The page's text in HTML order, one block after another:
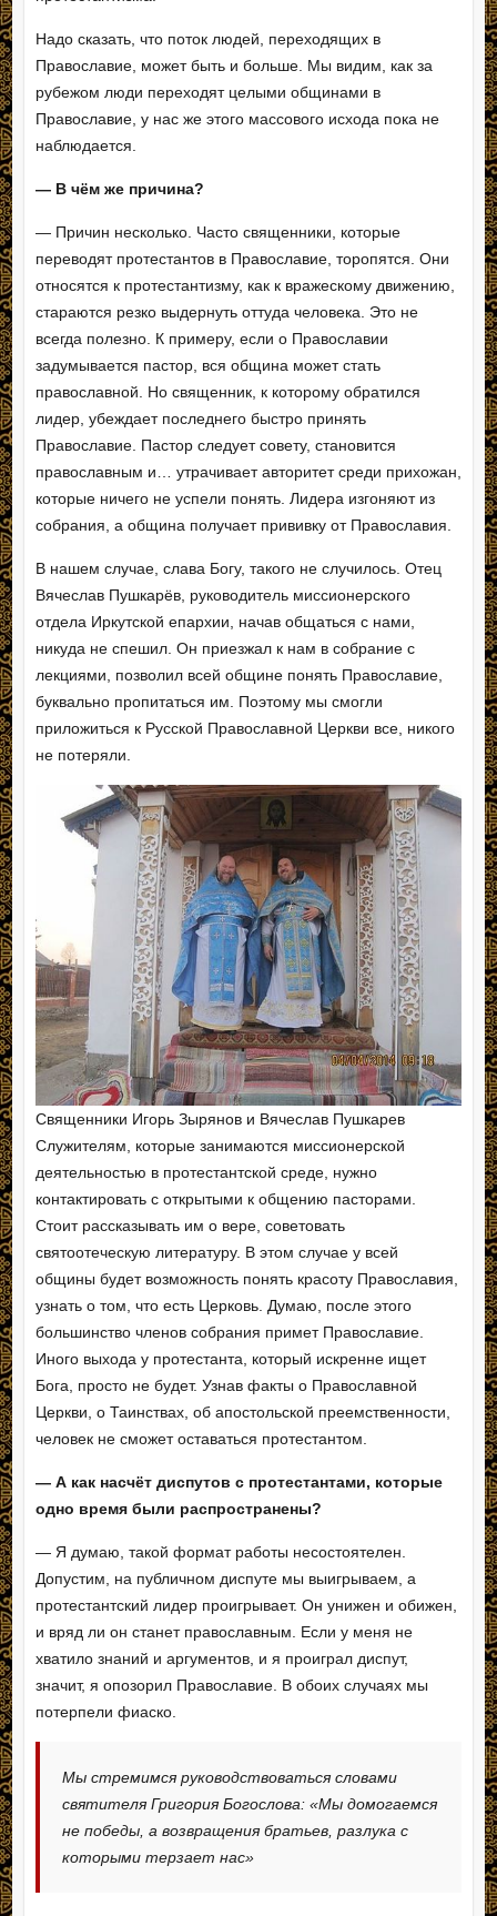
Надо сказать, что поток людей, переходящих в
Православие, может быть и больше. Мы видим, как за
рубежом люди переходят целыми общинами в
Православие, у нас же этого массового исхода пока не
наблюдается.
— В чём же причина?
— Причин несколько. Часто священники, которые
переводят протестантов в Православие, торопятся. Они
относятся к протестантизму, как к вражескому движению,
стараются резко выдернуть оттуда человека. Это не
всегда полезно. К примеру, если о Православии
задумывается пастор, вся община может стать
православной. Но священник, к которому обратился
лидер, убеждает последнего быстро принять
Православие. Пастор следует совету, становится
православным и… утрачивает авторитет среди прихожан,
которые ничего не успели понять. Лидера изгоняют из
собрания, а община получает прививку от Православия.
В нашем случае, слава Богу, такого не случилось. Отец
Вячеслав Пушкарёв, руководитель миссионерского
отдела Иркутской епархии, начав общаться с нами,
никуда не спешил. Он приезжал к нам в собрание с
лекциями, позволил всей общине понять Православие,
буквально пропитаться им. Поэтому мы смогли
приложиться к Русской Православной Церкви все, никого
не потеряли.
Священники Игорь Зырянов и Вячеслав Пушкарев
Служителям, которые занимаются миссионерской
деятельностью в протестантской среде, нужно
контактировать с открытыми к общению пасторами.
Стоит рассказывать им о вере, советовать
святоотеческую литературу. В этом случае у всей
общины будет возможность понять красоту Православия,
узнать о том, что есть Церковь. Думаю, после этого
большинство членов собрания примет Православие.
Иного выхода у протестанта, который искренне ищет
Бога, просто не будет. Узнав факты о Православной
Церкви, о Таинствах, об апостольской преемственности,
человек не сможет оставаться протестантом.
— А как насчёт диспутов с протестантами, которые
одно время были распространены?
— Я думаю, такой формат работы несостоятелен.
Допустим, на публичном диспуте мы выигрываем, а
протестантский лидер проигрывает. Он унижен и обижен,
и вряд ли он станет православным. Если у меня не
хватило знаний и аргументов, и я проиграл диспут,
значит, я опозорил Православие. В обоих случаях мы
потерпели фиаско.
Мы стремимся руководствоваться словами
святителя Григория Богослова: «Мы домогаемся
не победы, а возвращения братьев, разлука с
которыми терзает нас»